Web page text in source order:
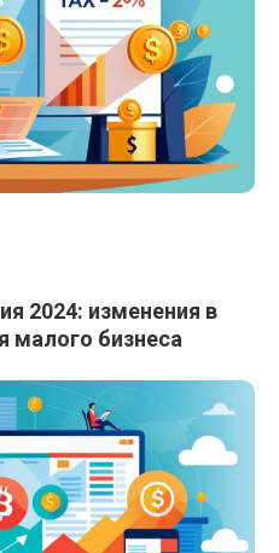
2024: изменения в
малого бизнеса